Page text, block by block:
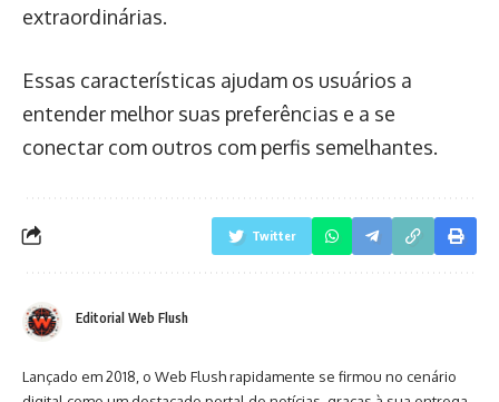
extraordinárias.
Essas características ajudam os usuários a
entender melhor suas preferências e a se
conectar com outros com perfis semelhantes.
Twitter
Editorial Web Flush
Lançado em 2018, o Web Flush rapidamente se firmou no cenário